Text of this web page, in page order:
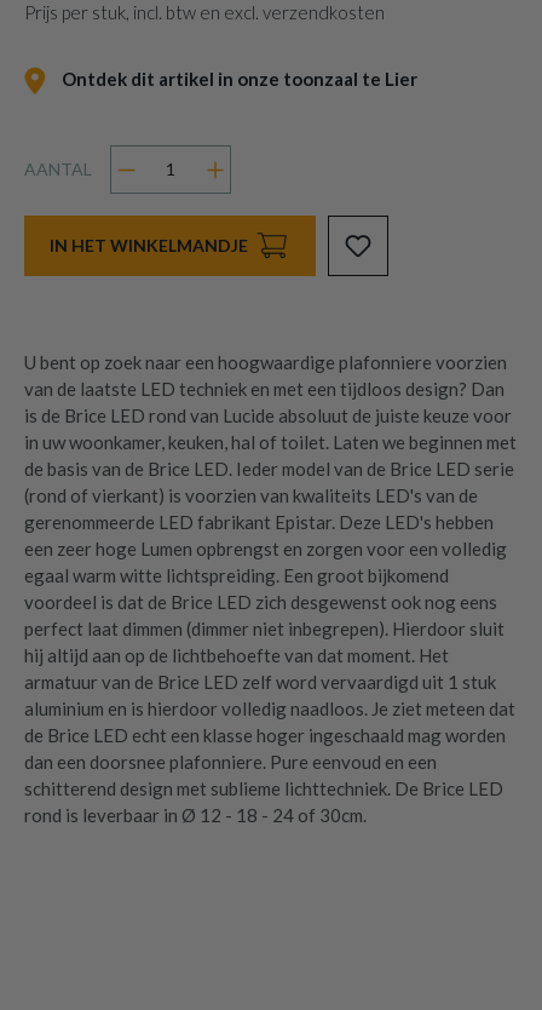
Prijs per stuk, incl. btw en excl. verzendkosten
Ontdek dit artikel in onze toonzaal te Lier
AANTAL
IN HET WINKELMANDJE
U bent op zoek naar een hoogwaardige plafonniere voorzien
van de laatste LED techniek en met een tijdloos design? Dan
is de Brice LED rond van Lucide absoluut de juiste keuze voor
in uw woonkamer, keuken, hal of toilet. Laten we beginnen met
de basis van de Brice LED. Ieder model van de Brice LED serie
(rond of vierkant) is voorzien van kwaliteits LED's van de
gerenommeerde LED fabrikant Epistar. Deze LED's hebben
een zeer hoge Lumen opbrengst en zorgen voor een volledig
egaal warm witte lichtspreiding. Een groot bijkomend
voordeel is dat de Brice LED zich desgewenst ook nog eens
perfect laat dimmen (dimmer niet inbegrepen). Hierdoor sluit
hij altijd aan op de lichtbehoefte van dat moment. Het
armatuur van de Brice LED zelf word vervaardigd uit 1 stuk
aluminium en is hierdoor volledig naadloos. Je ziet meteen dat
de Brice LED echt een klasse hoger ingeschaald mag worden
dan een doorsnee plafonniere. Pure eenvoud en een
schitterend design met sublieme lichttechniek. De Brice LED
rond is leverbaar in Ø 12 - 18 - 24 of 30cm.